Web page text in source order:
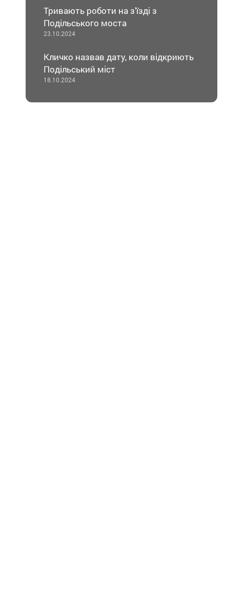
Тривають роботи на з’їзді з
Подільського моста
23.10.2024
Кличко назвав дату, коли відкриють
Подільський міст
18.10.2024